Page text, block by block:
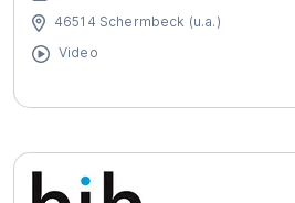
46514 Schermbeck (u.a.)
Video